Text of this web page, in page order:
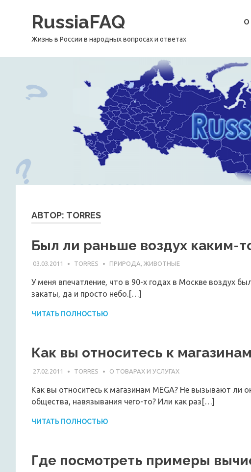
содержимомуRussiaFAQ
Жизнь в России в народных вопросах и ответах
О
АВТОР: TORRES
Был ли раньше воздух каким-
03.03.2011 TORRES ПРИРОДА, ЖИВОТНЫЕ
У меня впечатление, что в 90-х годах в Москве воздух
закаты, да и просто небо.[…]
ЧИТАТЬ ПОЛНОСТЬЮ
Как вы относитесь к
27.02.2011 TORRES О ТОВАРАХ И УСЛУГАХ
Как вы относитесь к магазинам MEGA? Не вызывают ли
общества, навязывания чего-то? Или как раз[…]
ЧИТАТЬ ПОЛНОСТЬЮ
Где посмотреть примеры